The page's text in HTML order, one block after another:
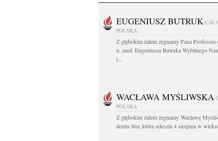
EUGENIUSZ BUTRUK
POLSKA
Z głębokim żalem żegnamy Pana Profesora
n. med. Eugeniusza Butruka Wybitnego
i...
WACŁAWA MYŚLIWSKA
POLSKA
Z głębokim żalem żegnamy Wacławę
domu Stec która odeszła 4 sierpnia w